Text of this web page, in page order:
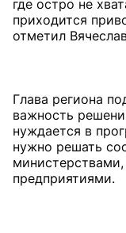
где остро не
приходится
отметил
Глава региона
важность
нуждается в
нужно решать
предприятиями.